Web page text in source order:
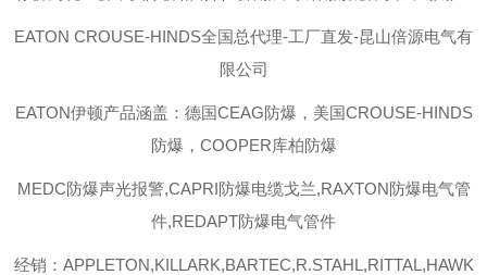
EATON CROUSE-HINDS全国总代理-工厂直发-昆山倍源电气有
限公司
EATON伊顿产品涵盖：德国CEAG防爆，美国CROUSE-HINDS
防爆，COOPER库柏防爆
MEDC防爆声光报警,CAPRI防爆电缆戈兰,RAXTON防爆电气管
件,REDAPT防爆电气管件
经销：APPLETON,KILLARK,BARTEC,R.STAHL,RITTAL,HAWK